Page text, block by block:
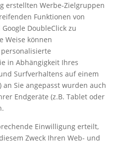
erstellten Werbe-Zielgruppen
Funktionen von
DoubleClick zu
Weise können
in Abhängigkeit Ihres
Surfverhaltens auf einem
an Sie angepasst wurden auch
Endgeräte (z.B. Tablet oder
Einwilligung erteilt,
Zweck Ihren Web- und